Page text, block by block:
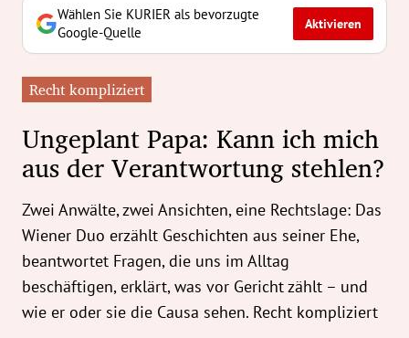
Untermenü
Untermenü
Untermenü
Untermenü
Untermenü
Wählen Sie KURIER als bevorzugte
Google-Quelle
Aktivieren
Recht kompliziert
Ungeplant Papa: Kann ich mich
aus der Verantwortung stehlen?
Zwei Anwälte, zwei Ansichten, eine Rechtslage: Das
Wiener Duo erzählt Geschichten aus seiner Ehe,
beantwortet Fragen, die uns im Alltag
beschäftigen, erklärt, was vor Gericht zählt – und
wie er oder sie die Causa sehen. Recht kompliziert